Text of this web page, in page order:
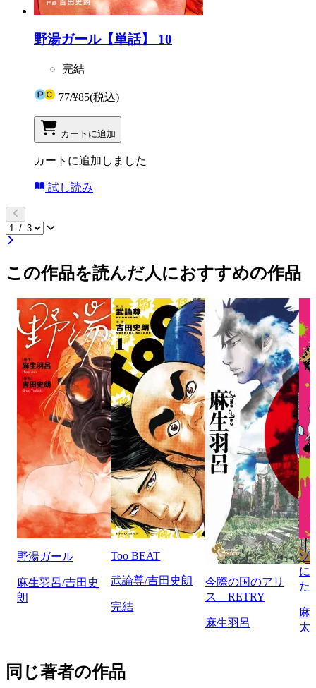
野湯ガール【単話】 10
完結
77/¥85(税込)
カートに追加
カートに追加しました
試し読み
この作品を読んだ人におすすめの作品
野湯ガール
麻生羽呂/吉田史
朗
Too BEAT
武論尊/吉田史朗
完結
今際の国のアリ
ス RETRY
麻生羽呂
ゾ
に
た
麻
太
同じ著者の作品